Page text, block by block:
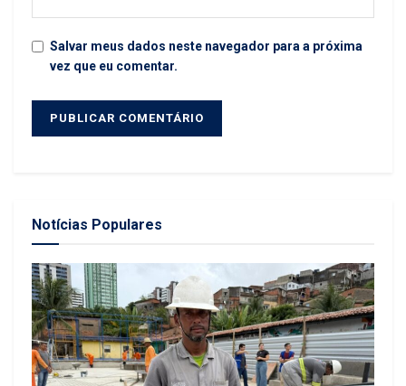
Salvar meus dados neste navegador para a próxima
vez que eu comentar.
Notícias Populares